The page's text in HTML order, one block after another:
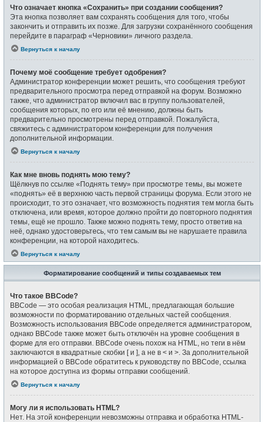
Что означает кнопка «Сохранить» при создании сообщения?
Эта кнопка позволяет вам сохранять сообщения для того, чтобы
закончить и отправить их позже. Для загрузки сохранённого сообщения
перейдите в параграф «Черновики» личного раздела.
Вернуться к началу
Почему моё сообщение требует одобрения?
Администратор конференции может решить, что сообщения требуют
предварительного просмотра перед отправкой на форум. Возможно
также, что администратор включил вас в группу пользователей,
сообщения которых, по его или её мнению, должны быть
предварительно просмотрены перед отправкой. Пожалуйста,
свяжитесь с администратором конференции для получения
дополнительной информации.
Вернуться к началу
Как мне вновь поднять мою тему?
Щёлкнув по ссылке «Поднять тему» при просмотре темы, вы можете
«поднять» её в верхнюю часть первой страницы форума. Если этого не
происходит, то это означает, что возможность поднятия тем могла быть
отключена, или время, которое должно пройти до повторного поднятия
темы, ещё не прошло. Также можно поднять тему, просто ответив на
неё, однако удостоверьтесь, что тем самым вы не нарушаете правила
конференции, на которой находитесь.
Вернуться к началу
Форматирование сообщений и типы создаваемых тем
Что такое BBCode?
BBCode — это особая реализация HTML, предлагающая большие
возможности по форматированию отдельных частей сообщения.
Возможность использования BBCode определяется администратором,
однако BBCode также может быть отключён на уровне сообщения в
форме для его отправки. BBCode очень похож на HTML, но теги в нём
заключаются в квадратные скобки [ и ], а не в < и >. За дополнительной
информацией о BBCode обратитесь к руководству по BBCode, ссылка
на которое доступна из формы отправки сообщений.
Вернуться к началу
Могу ли я использовать HTML?
Нет. На этой конференции невозможны отправка и обработка HTML-